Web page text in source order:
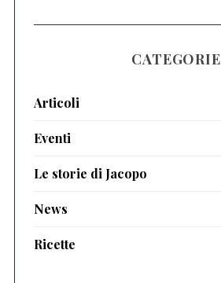
CATEGORIE
Articoli
Eventi
Le storie di Jacopo
News
Ricette